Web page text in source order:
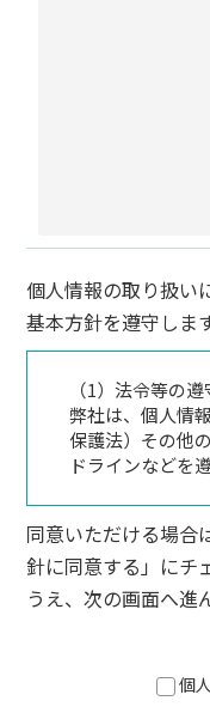
個人情報の取り扱い
基本方針を遵守します
（1）法令等の遵
弊社は、個人情
保護法）その他
ドラインなどを
弊社は、個人情
従業者への教育
（3）個人情報の
びこれらに付帯
同意いただける場合
針に同意する」にチ
うえ、次の画面へ進
個